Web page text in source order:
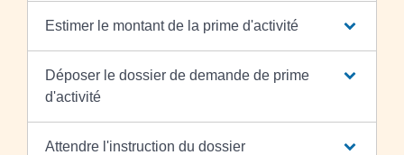
Estimer le montant de la prime d'activité
Déposer le dossier de demande de prime
d'activité
Attendre l'instruction du dossier